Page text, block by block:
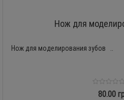
Нож для
Нож для моделирования зубов ..
80.00